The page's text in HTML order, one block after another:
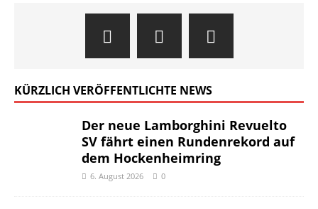
KÜRZLICH VERÖFFENTLICHTE NEWS
Der neue Lamborghini Revuelto
SV fährt einen Rundenrekord auf
dem Hockenheimring
6. August 2026 0